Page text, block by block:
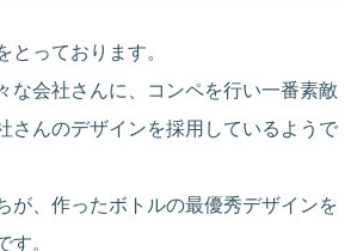
とっております。
な会社さんに、コンペを行い一番素敵
さんのデザインを採用しているようで
が、作ったボトルの最優秀デザインを
す。